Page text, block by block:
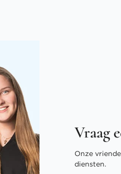
Vraag
Onze
diensten.